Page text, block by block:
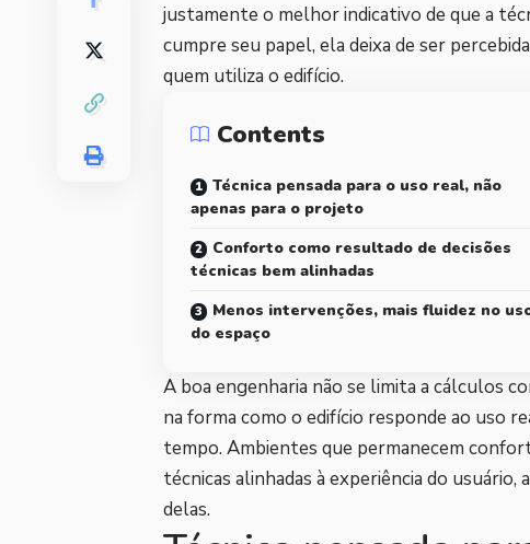
justamente o melhor indicativo de que a
cumpre seu papel, ela deixa de ser
quem utiliza o edifício.
Contents
Técnica pensada para o uso real, não
apenas para o projeto
Conforto como resultado de decisões
técnicas bem alinhadas
Menos intervenções, mais fluidez no
do espaço
A boa engenharia não se limita a cálculos
na forma como o edifício responde ao uso
tempo. Ambientes que permanecem
técnicas alinhadas à experiência do usuário,
delas.